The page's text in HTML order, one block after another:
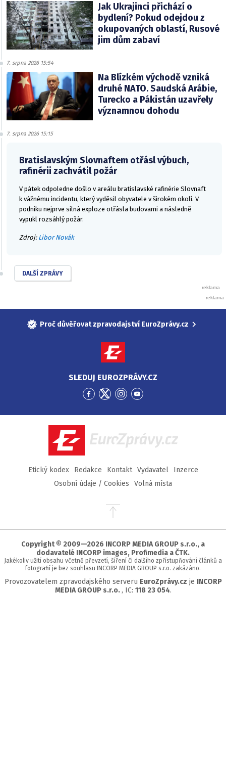
Jak Ukrajinci přichází o
bydlení? Pokud odejdou z
okupovaných oblastí, Rusové
jim dům zabaví
7. srpna 2026 15:54
Na Blízkém východě vzniká
druhé NATO. Saudská Arábie,
Turecko a Pákistán uzavřely
významnou dohodu
7. srpna 2026 15:15
Bratislavským Slovnaftem otřásl výbuch,
rafinérii zachvátil požár
V pátek odpoledne došlo v areálu bratislavské rafinérie Slovnaft
k vážnému incidentu, který vyděsil obyvatele v širokém okolí. V
podniku nejprve silná exploze otřásla budovami a následně
vypukl rozsáhlý požár.
Zdroj: Libor Novák
DALŠÍ ZPRÁVY
Proč důvěřovat zpravodajství EuroZprávy.cz
SLEDUJ EUROZPRÁVY.CZ
Přejít
Facebook
Přejít
Twitter
Přejít
Instagram
Přejít
YouTube
EuroZprávy.cz
Etický kodex Redakce Kontakt Vydavatel
Inzerce
Osobní údaje / Cookies
Volná místa
Přejít
stránky
Copyright © 2009—2026 INCORP MEDIA GROUP s.r.o., a
dodavatelé INCORP images, Profimedia a ČTK.
Jakékoliv užití obsahu včetně převzetí, šíření či dalšího zpřístupňování článků a
fotografií je bez souhlasu INCORP MEDIA GROUP s.r.o. zakázáno.
Provozovatelem zpravodajského serveru EuroZprávy.cz je INCORP
MEDIA GROUP s.r.o. , IC: 118 23 054.